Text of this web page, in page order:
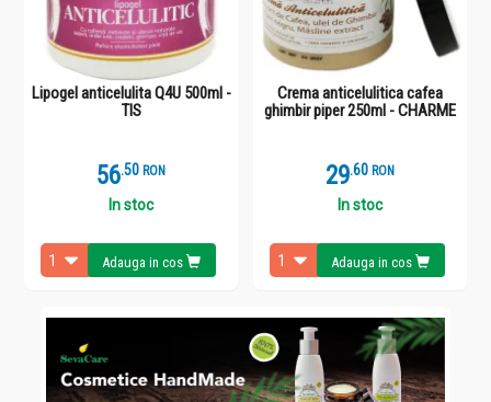
Lipogel anticelulita Q4U 500ml -
TIS
56.5 RON
In stoc
Adauga in cos
Crema anticelulitica cafea
ghimbir piper 250ml - CHARME
29.6 RON
In stoc
Adauga in cos